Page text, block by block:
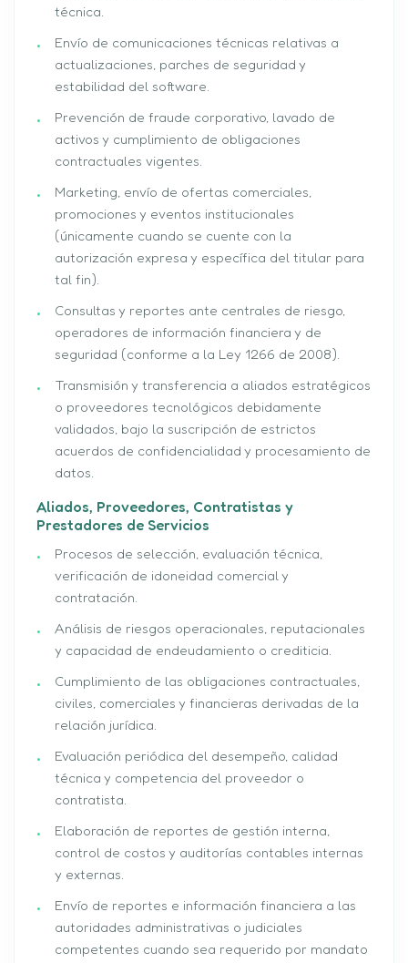
técnica.
Envío de comunicaciones técnicas relativas a
actualizaciones, parches de seguridad y
estabilidad del software.
Prevención de fraude corporativo, lavado de
activos y cumplimiento de obligaciones
contractuales vigentes.
Marketing, envío de ofertas comerciales,
promociones y eventos institucionales
(únicamente cuando se cuente con la
autorización expresa y específica del titular para
tal fin).
Consultas y reportes ante centrales de riesgo,
operadores de información financiera y de
seguridad (conforme a la Ley 1266 de 2008).
Transmisión y transferencia a aliados estratégicos
o proveedores tecnológicos debidamente
validados, bajo la suscripción de estrictos
acuerdos de confidencialidad y procesamiento de
datos.
Aliados, Proveedores, Contratistas y
Prestadores de Servicios
Procesos de selección, evaluación técnica,
verificación de idoneidad comercial y
contratación.
Análisis de riesgos operacionales, reputacionales
y capacidad de endeudamiento o crediticia.
Cumplimiento de las obligaciones contractuales,
civiles, comerciales y financieras derivadas de la
relación jurídica.
Evaluación periódica del desempeño, calidad
técnica y competencia del proveedor o
contratista.
Elaboración de reportes de gestión interna,
control de costos y auditorías contables internas
y externas.
Envío de reportes e información financiera a las
autoridades administrativas o judiciales
competentes cuando sea requerido por mandato